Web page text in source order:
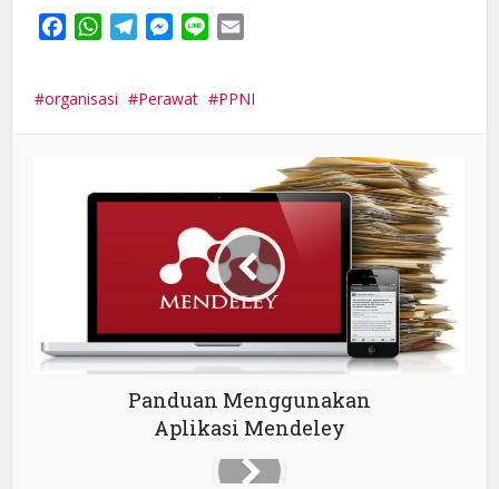
FacebookWhatsApp
TelegramMessenger
Line
organisasi Perawat PPNI
Panduan Menggunakan
Aplikasi Mendeley